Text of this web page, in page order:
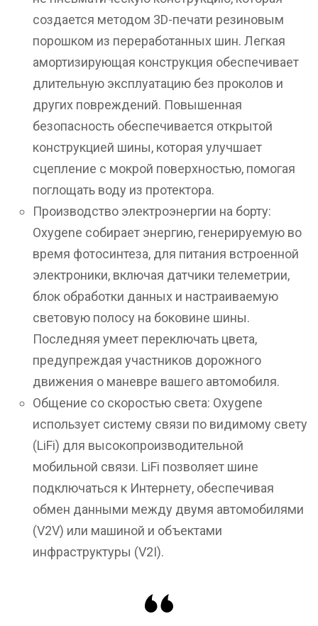
создается методом 3D-печати резиновым
порошком из переработанных шин. Легкая
амортизирующая конструкция обеспечивает
длительную эксплуатацию без проколов и
других повреждений. Повышенная
безопасность обеспечивается открытой
конструкцией шины, которая улучшает
сцепление с мокрой поверхностью, помогая
поглощать воду из протектора.
Производство электроэнергии на борту:
Oxygene собирает энергию, генерируемую во
время фотосинтеза, для питания встроенной
электроники, включая датчики телеметрии,
блок обработки данных и настраиваемую
световую полосу на боковине шины.
Последняя умеет переключать цвета,
предупреждая участников дорожного
движения о маневре вашего автомобиля.
Общение со скоростью света: Oxygene
использует систему связи по видимому свету
(LiFi) для высокопроизводительной
мобильной связи. LiFi позволяет шине
подключаться к Интернету, обеспечивая
обмен данными между двумя автомобилями
(V2V) или машиной и объектами
инфраструктуры (V2I).